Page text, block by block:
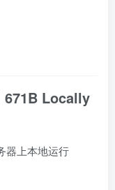
671B Locally
器上本地运行